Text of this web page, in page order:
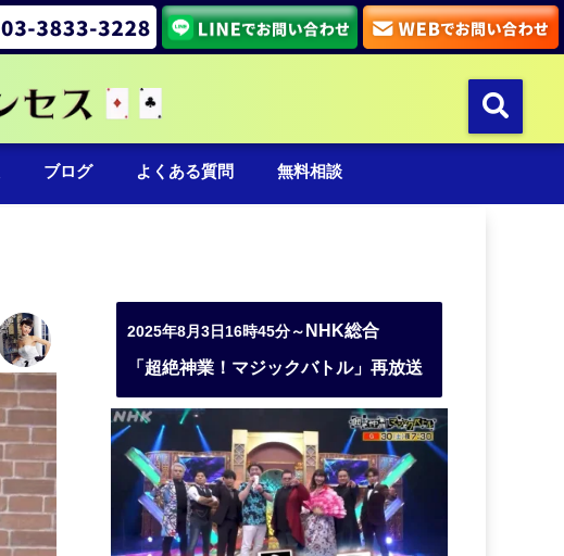
ブログ よくある質問 無料相談
2025年8月3日16時45分～ NHK総合
「超絶神業！マジックバトル」再放送